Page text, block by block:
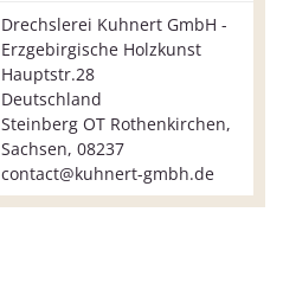
Drechslerei Kuhnert GmbH -
Erzgebirgische Holzkunst
Hauptstr.28
Deutschland
Steinberg OT Rothenkirchen,
Sachsen, 08237
contact@kuhnert-gmbh.de